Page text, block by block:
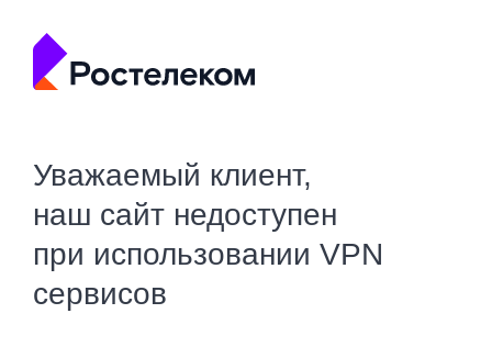
Уважаемый клиент,
наш сайт недоступен
при использовании VPN
сервисов